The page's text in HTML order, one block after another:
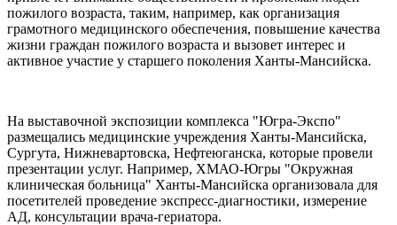
пожилого возраста, таким, например, как организация
грамотного медицинского обеспечения, повышение качества
жизни граждан пожилого возраста и вызовет интерес и
активное участие у старшего поколения Ханты-Мансийска.
На выставочной экспозиции комплекса "Югра-Экспо"
размещались медицинские учреждения Ханты-Мансийска,
Сургута, Нижневартовска, Нефтеюганска, которые провели
презентации услуг. Например, ХМАО-Югры "Окружная
клиническая больница" Ханты-Мансийска организовала для
посетителей проведение экспресс-диагностики, измерение
АД, консультации врача-гериатора.